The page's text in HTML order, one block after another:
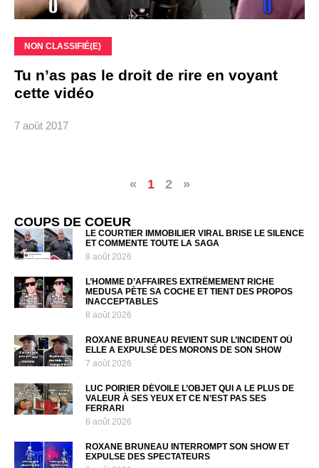
NON CLASSIFIÉ(E)
Tu n’as pas le droit de rire en voyant
cette vidéo
7 août 2017
« 1 2 »
COUPS DE COEUR
LE COURTIER IMMOBILIER VIRAL BRISE LE SILENCE
ET COMMENTE TOUTE LA SAGA
8 août 2026
L’HOMME D’AFFAIRES EXTRÊMEMENT RICHE
MEDUSA PÈTE SA COCHE ET TIENT DES PROPOS
INACCEPTABLES
8 août 2026
ROXANE BRUNEAU REVIENT SUR L’INCIDENT OÙ
ELLE A EXPULSÉ DES MORONS DE SON SHOW
7 août 2026
LUC POIRIER DÉVOILE L’OBJET QUI A LE PLUS DE
VALEUR À SES YEUX ET CE N’EST PAS SES
FERRARI
6 août 2026
ROXANE BRUNEAU INTERROMPT SON SHOW ET
EXPULSE DES SPECTATEURS